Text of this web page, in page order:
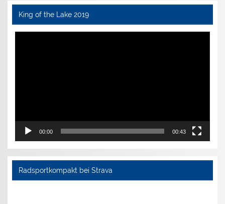
King of the Lake 2019
Video-
00:00 00:43
Radsportkompakt bei Strava